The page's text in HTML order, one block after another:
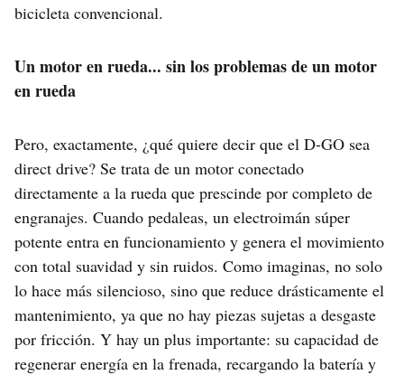
bicicleta convencional.
Un motor en rueda... sin los problemas de un motor
en rueda
Pero, exactamente, ¿qué quiere decir que el D-GO sea
direct drive? Se trata de un motor conectado
directamente a la rueda que prescinde por completo de
engranajes. Cuando pedaleas, un electroimán súper
potente entra en funcionamiento y genera el movimiento
con total suavidad y sin ruidos. Como imaginas, no solo
lo hace más silencioso, sino que reduce drásticamente el
mantenimiento, ya que no hay piezas sujetas a desgaste
por fricción. Y hay un plus importante: su capacidad de
regenerar energía en la frenada, recargando la batería y